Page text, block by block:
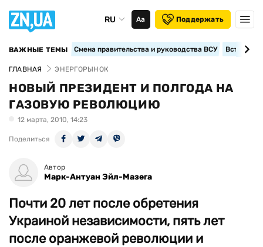
RU Аа Поддержать
ВАЖНЫЕ ТЕМЫ Смена правительства и руководства ВСУ
ГЛАВНАЯ ЭНЕРГОРЫНОК
НОВЫЙ ПРЕЗИДЕНТ И ПОЛГОДА НА
ГАЗОВУЮ РЕВОЛЮЦИЮ
12 марта, 2010, 14:23
Поделиться
Автор
Марк-Антуан Эйл-Мазега
Почти 20 лет после обретения
Украиной независимости, пять лет
после оранжевой революции и